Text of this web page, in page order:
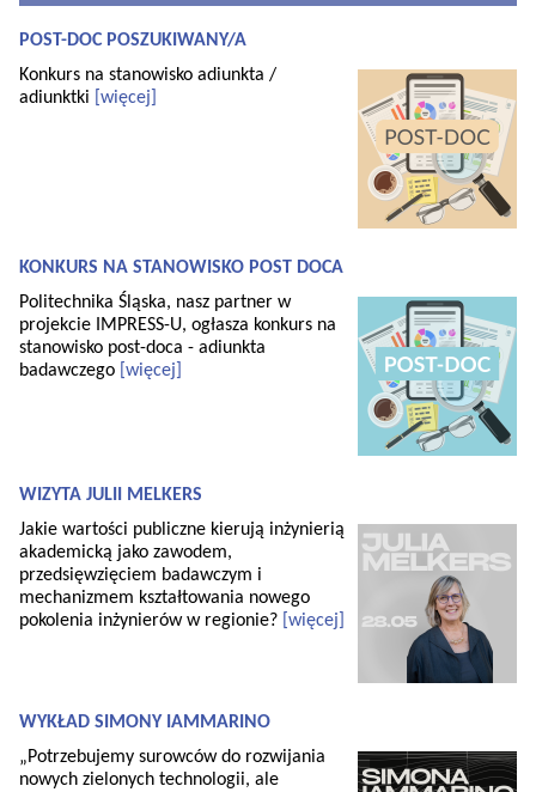
POST-DOC POSZUKIWANY/A
Konkurs na stanowisko adiunkta /
adiunktki
[więcej]
KONKURS NA STANOWISKO POST DOCA
Politechnika Śląska, nasz partner w
projekcie IMPRESS-U, ogłasza konkurs na
stanowisko post-doca - adiunkta
badawczego [więcej]
WIZYTA JULII MELKERS
Jakie wartości publiczne kierują inżynierią
akademicką jako zawodem,
przedsięwzięciem badawczym i
mechanizmem kształtowania nowego
pokolenia inżynierów w regionie? [więcej]
WYKŁAD SIMONY IAMMARINO
„Potrzebujemy surowców do rozwijania
nowych zielonych technologii, ale